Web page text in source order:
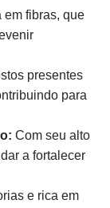
em fibras, que
presentes
para
Com seu alto
a fortalecer
e rica em